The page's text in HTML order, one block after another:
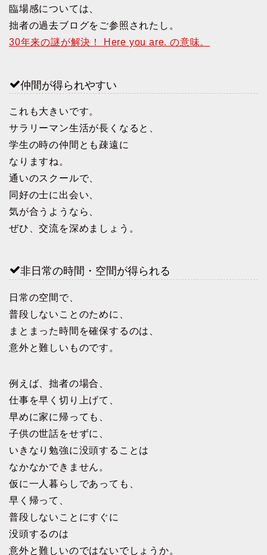
臨場感については、
拙者の過去ブログをご参照されたし。
30年来の謎が解決！ Here you are. の意味。
仲間が得られやすい
これも大きいです。
サラリーマン生活が長くなると、
学生の時の仲間とも疎遠に
なりますね。
通いのスクールで、
同好の士に出会い、
気が合うようなら、
ぜひ、交流を深めましょう。
非日常の時間・空間が得られる
日常の空間で、
普段しないことのために、
まとまった時間を確保するのは、
意外と難しいものです。
例えば、拙者の場合、
仕事を早く切り上げて、
早めに家に帰っても、
子供の世話をせずに、
いきなり勉強に没頭することは
なかなかできません。
仮に一人暮らしであっても、
早く帰って、
普段しないことにすぐに
没頭するのは
意外と難しいのではないでしょうか。